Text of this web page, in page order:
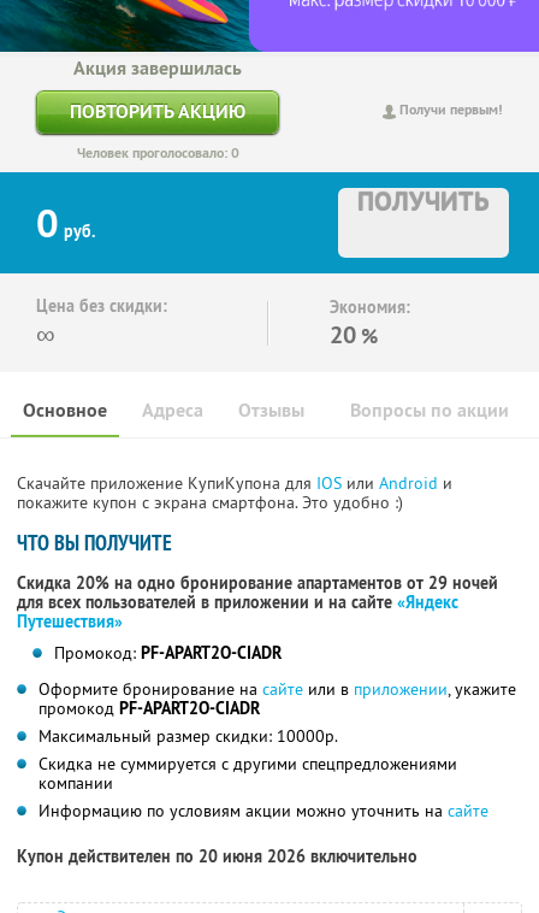
Получи первым!
Акция завершилась
ПОВТОРИТЬ АКЦИЮ
Человек проголосовало: 0
0 руб.
ПОЛУЧИТЬ
Цена без скидки:
∞
Экономия:
20 %
Основное Отзывы Вопросы по акции
Адреса
Скачайте приложение КупиКупона для IOS или Android и
покажите купон с экрана смартфона. Это удобно :)
ЧТО ВЫ ПОЛУЧИТЕ
Скидка 20% на одно бронирование апартаментов от 29 ночей
для всех пользователей в приложении и на сайте «Яндекс
Путешествия»
Промокод: PF-APART2O-CIADR
Оформите бронирование на сайте или в приложении, укажите
промокод PF-APART2O-CIADR
Максимальный размер скидки: 10000р.
Скидка не суммируется с другими спецпредложениями
компании
Информацию по условиям акции можно уточнить на сайте
Купон действителен по 20 июня 2026 включительно